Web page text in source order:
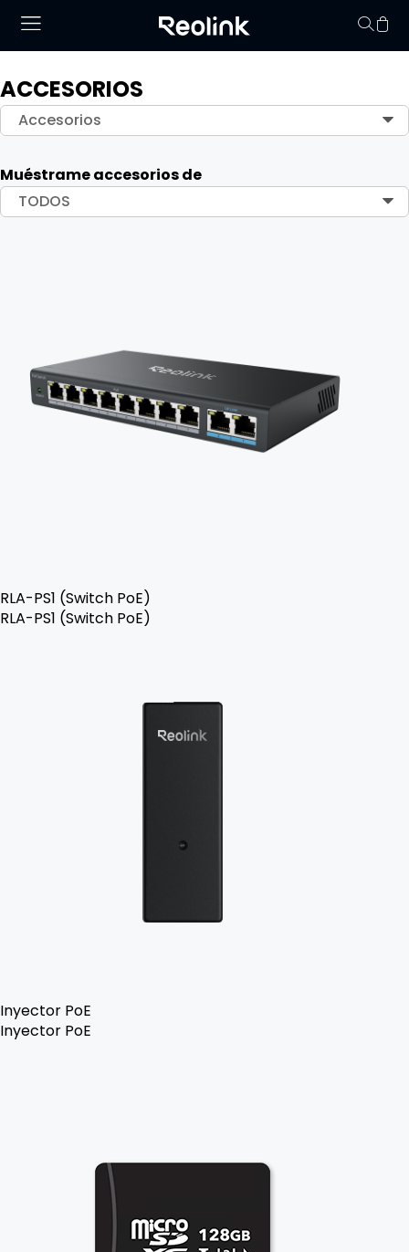
ACCESORIOS
Accesorios
Muéstrame accesorios de
TODOS
RLA-PS1 (Switch PoE)
RLA-PS1 (Switch PoE)
Inyector PoE
Inyector PoE